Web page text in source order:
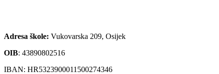
Adresa škole: Vukovarska 209, Osijek
OIB: 43890802516
IBAN: HR5323900011500274346